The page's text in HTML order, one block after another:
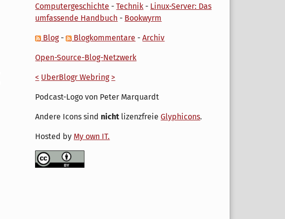
Computergeschichte -Technik - Linux-Server: Das
umfassende Handbuch - Bookwyrm
Blog- Blogkommentare -Archiv
Open-Source-Blog-Netzwerk
< UberBlogr Webring >
Podcast-Logo von Peter Marquardt
Andere Icons sind nicht lizenzfreieGlyphicons.
Hosted by My own IT.